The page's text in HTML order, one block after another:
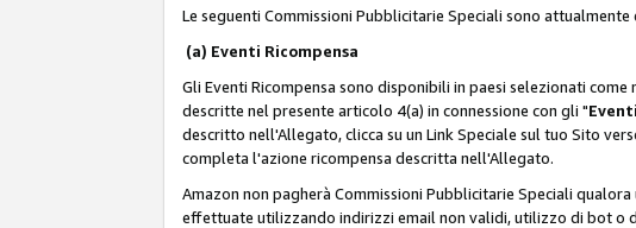
Le seguenti Commissioni Pubblicitarie Speciali sono attualmente
(a) Eventi Ricompensa
Gli Eventi Ricompensa sono disponibili in paesi selezionati
descritte nel presente articolo 4(a) in connessione con gli "
descritto nell'Allegato, clicca su un Link Speciale sul tuo Sito
completa l'azione ricompensa descritta nell'Allegato.
Amazon non pagherà Commissioni Pubblicitarie Speciali
effettuate utilizzando indirizzi email non validi, utilizzo di bot o